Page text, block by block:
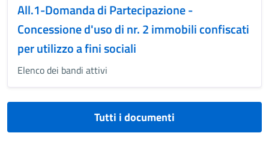
All.1-Domanda di Partecipazione -
Concessione d'uso di nr. 2 immobili confiscati
per utilizzo a fini sociali
Elenco dei bandi attivi
Tutti i documenti